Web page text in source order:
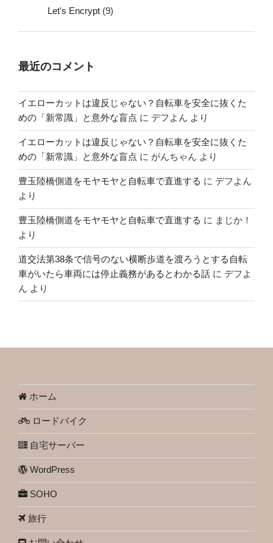
Let's Encrypt (9)
最近のコメント
イエローカットは違反じゃない？自転車を安全に抜くた
めの「新常識」と意外な盲点 に デフよん より
イエローカットは違反じゃない？自転車を安全に抜くた
めの「新常識」と意外な盲点 に がんちゃん より
豊玉陸橋側道をモヤモヤと自転車で直進する に デフよん
より
豊玉陸橋側道をモヤモヤと自転車で直進する に まじか！
より
道交法第38条で信号のない横断歩道を渡ろうとする自転
車がいたら車両には停止義務があるとわかる話 に デフよ
ん より
ホーム
ロードバイク
自宅サーバー
WordPress
SOHO
旅行